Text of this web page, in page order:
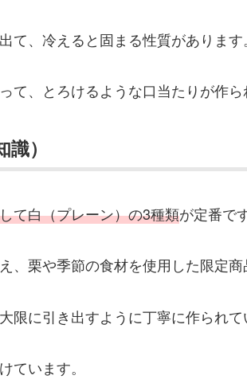
、冷えると固まる性質があります。
て、とろけるような口当たりが作ら
）
て白（プレーン）の3種類が定番です
、栗や季節の食材を使用した限定商
限に引き出すように丁寧に作られて
ています。